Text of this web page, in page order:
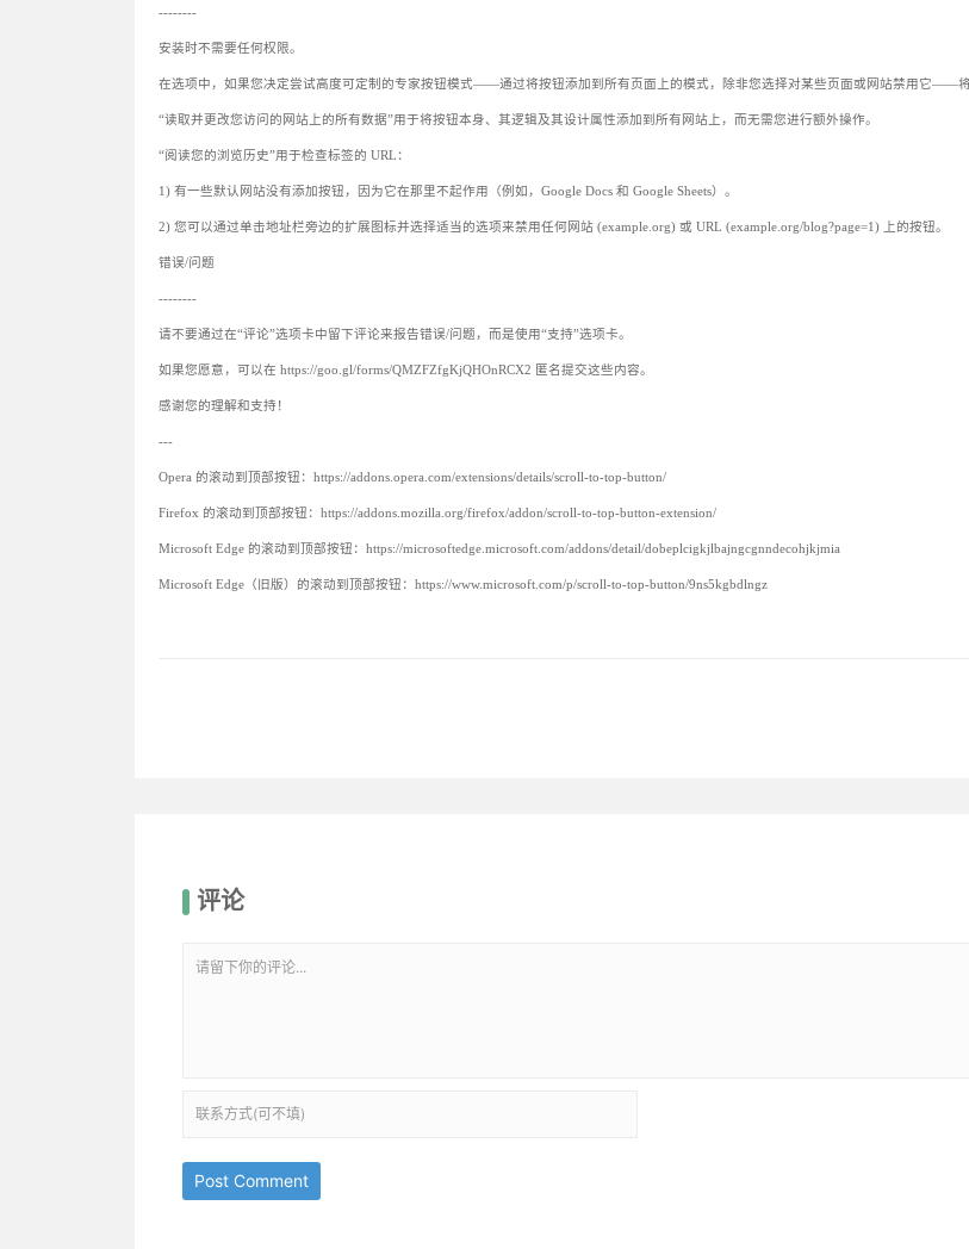
--------
安装时不需要任何权限。
在选项中，如果您决定尝试高度可定制的专家按钮模式——通过将按钮添加到所有页面上的模式，除非您选择对某些页面或网站禁用它——将
“读取并更改您访问的网站上的所有数据”用于将按钮本身、其逻辑及其设计属性添加到所有网站上，而无需您进行额外操作。
“阅读您的浏览历史”用于检查标签的 URL：
1) 有一些默认网站没有添加按钮，因为它在那里不起作用（例如，Google Docs 和 Google Sheets）。
2) 您可以通过单击地址栏旁边的扩展图标并选择适当的选项来禁用任何网站 (example.org) 或 URL (example.org/blog?page=1) 上的按钮。
错误/问题
--------
请不要通过在“评论”选项卡中留下评论来报告错误/问题，而是使用“支持”选项卡。
如果您愿意，可以在 https://goo.gl/forms/QMZFZfgKjQHOnRCX2 匿名提交这些内容。
感谢您的理解和支持！
---
Opera 的滚动到顶部按钮：https://addons.opera.com/extensions/details/scroll-to-top-button/
Firefox 的滚动到顶部按钮：https://addons.mozilla.org/firefox/addon/scroll-to-top-button-extension/
Microsoft Edge 的滚动到顶部按钮：https://microsoftedge.microsoft.com/addons/detail/dobeplcigkjlbajngcgnndecohjkjmia
Microsoft Edge（旧版）的滚动到顶部按钮：https://www.microsoft.com/p/scroll-to-top-button/9ns5kgbdlngz
评论
Post Comment